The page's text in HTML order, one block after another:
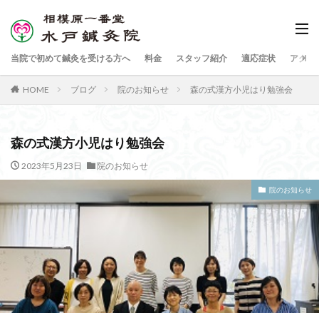
当院で初めて鍼灸を受ける方へ 料金 スタッフ紹介 適応症状 アクセ
HOME ブログ 院のお知らせ 森の式漢方小児はり勉強会
森の式漢方小児はり勉強会
2023年5月23日 院のお知らせ
院のお知らせ